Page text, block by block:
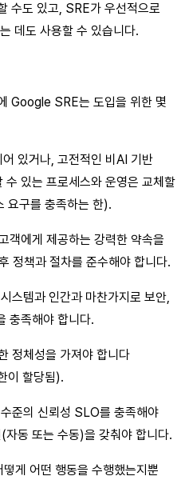
수도 있고, SRE가 우선적으로
데도 사용할 수 있습니다.
Google SRE는 도입을 위한 몇
있거나, 고전적인 비AI 기반
수 있는 프로세스와 운영은 교체할
요구를 충족하는 한).
객에게 제공하는 강력한 약속을
정책과 절차를 준수해야 합니다.
스템과 인간과 마찬가지로 보안,
충족해야 합니다.
정체성을 가져야 합니다
이 할당됨).
준의 신뢰성 SLO를 충족해야
자동 또는 수동)을 갖춰야 합니다.
게 어떤 행동을 수행했는지뿐